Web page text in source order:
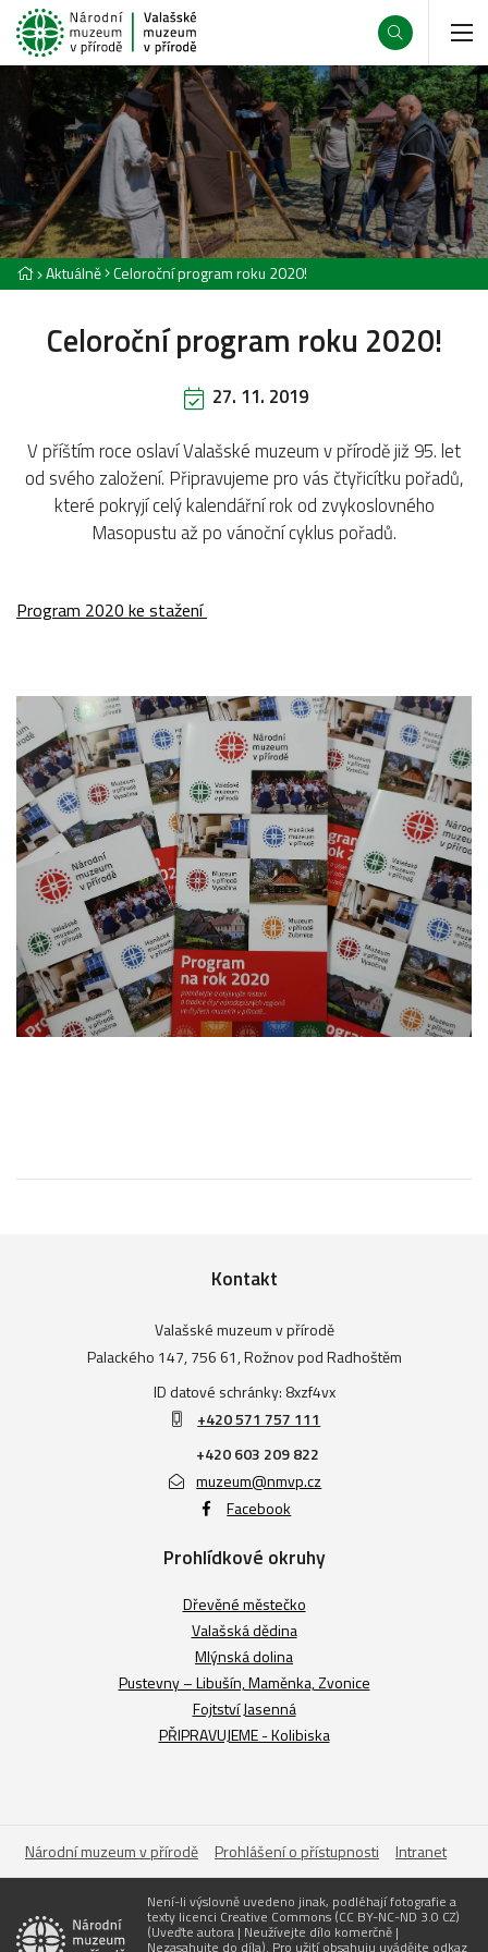
Aktuálně Celoroční program roku 2020!
Celoroční program roku 2020!
27. 11. 2019
V příštím roce oslaví Valašské muzeum v přírodě již 95. let
od svého založení. Připravujeme pro vás čtyřicítku pořadů,
které pokryjí celý kalendářní rok od zvykoslovného
Masopustu až po vánoční cyklus pořadů.
Program 2020 ke stažení
Kontakt
Valašské muzeum v přírodě
Palackého 147, 756 61, Rožnov pod Radhoštěm
ID datové schránky: 8xzf4vx
+420 571 757 111
+420 603 209 822
muzeum@nmvp.cz
Facebook
Prohlídkové okruhy
Dřevěné městečko
Valašská dědina
Mlýnská dolina
Pustevny – Libušín, Maměnka, Zvonice
Fojtství Jasenná
PŘIPRAVUJEME - Kolibiska
Národní muzeum v přírodě Prohlášení o přístupnosti Intranet
Není-li výslovně uvedeno jinak, podléhají fotografie a
texty licenci Creative Commons (CC BY-NC-ND 3.0 CZ)
(Uveďte autora | Neužívejte dílo komerčně |
Nezasahujte do díla). Pro užití obsahuju uvádějte odkaz